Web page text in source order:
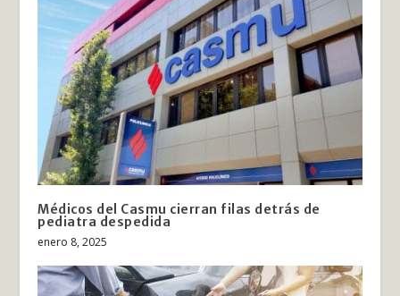
Médicos del Casmu cierran filas detrás de
pediatra despedida
enero 8, 2025